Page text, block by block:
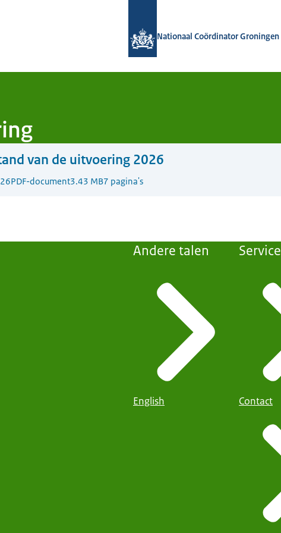
Nationaal Coördinator Groningen
van de uitvoering 2026
PDF-document3.43 MB7 pagina's
Andere talen
English
Service
Contact